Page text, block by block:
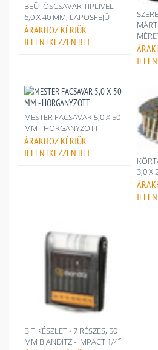
BEÜTŐSCSAVAR TIPLIVEL
6,0 X 40 MM, LAPOSFEJŰ
ÁRAKHOZ KÉRJÜK
JELENTKEZZEN BE!
MESTER FACSAVAR 5,0 X 50
MM - HORGANYZOTT
ÁRAKHOZ KÉRJÜK
JELENTKEZZEN BE!
3,0 X
BIT KÉSZLET - 7 RÉSZES, 50
MM BIANDITZ - IMPACT 1/4˝